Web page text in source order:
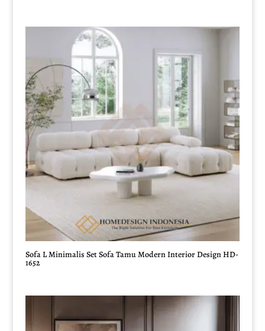
Sofa L Minimalis Set Sofa Tamu Modern Interior Design HD-
1652